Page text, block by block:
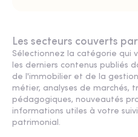
Les secteurs couverts
Sélectionnez la catégorie qui
les derniers contenus publiés
de l'immobilier et de la
métier, analyses de marchés,
pédagogiques, nouveautés
informations utiles à votre
patrimonial.